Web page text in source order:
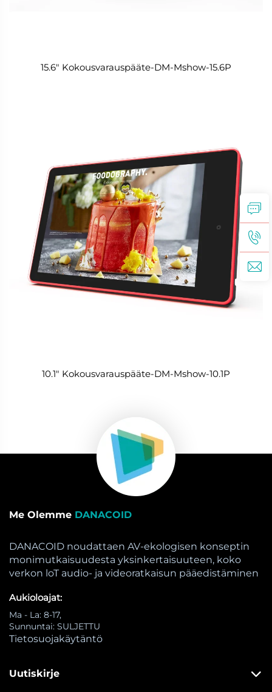
15.6" Kokousvarauspääte-DM-Mshow-15.6P
10.1" Kokousvarauspääte-DM-Mshow-10.1P
Me Olemme DANACOID
DANACOID noudattaen AV-ekologisen konseptin
monimutkaisuudesta yksinkertaisuuteen, koko
verkon loT audio- ja videoratkaisun pääedistäminen
Aukioloajat:
Ma - La: 8-17,
Sunnuntai: SULJETTU
Tietosuojakäytäntö
Uutiskirje